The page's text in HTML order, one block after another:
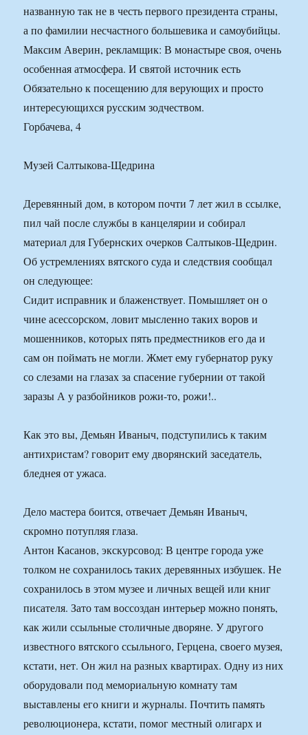
названную так не в честь первого президента страны,
а по фамилии несчастного большевика и самоубийцы.
Максим Аверин, рекламщик: В монастыре своя, очень
особенная атмосфера. И святой источник есть
Обязательно к посещению для верующих и просто
интересующихся русским зодчеством.
Горбачева, 4
Музей Салтыкова-Щедрина
Деревянный дом, в котором почти 7 лет жил в ссылке,
пил чай после службы в канцелярии и собирал
материал для Губернских очерков Салтыков-Щедрин.
Об устремлениях вятского суда и следствия сообщал
он следующее:
Сидит исправник и блаженствует. Помышляет он о
чине асессорском, ловит мысленно таких воров и
мошенников, которых пять предместников его да и
сам он поймать не могли. Жмет ему губернатор руку
со слезами на глазах за спасение губернии от такой
заразы А у разбойников рожи-то, рожи!..
Как это вы, Демьян Иваныч, подступились к таким
антихристам? говорит ему дворянский заседатель,
бледнея от ужаса.
Дело мастера боится, отвечает Демьян Иваныч,
скромно потупляя глаза.
Антон Касанов, экскурсовод: В центре города уже
толком не сохранилось таких деревянных избушек. Не
сохранилось в этом музее и личных вещей или книг
писателя. Зато там воссоздан интерьер можно понять,
как жили ссыльные столичные дворяне. У другого
известного вятского ссыльного, Герцена, своего музея,
кстати, нет. Он жил на разных квартирах. Одну из них
оборудовали под мемориальную комнату там
выставлены его книги и журналы. Почтить память
революционера, кстати, помог местный олигарх и